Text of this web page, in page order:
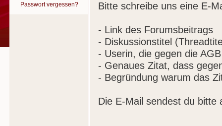
Passwort vergessen? Bitte schreibe uns eine E-
- Link des Forumsbeitrags
- Diskussionstitel
- Userin, die gegen die
- Genaues Zitat, dass
- Begründung warum das
Die E-Mail sendest du bitte